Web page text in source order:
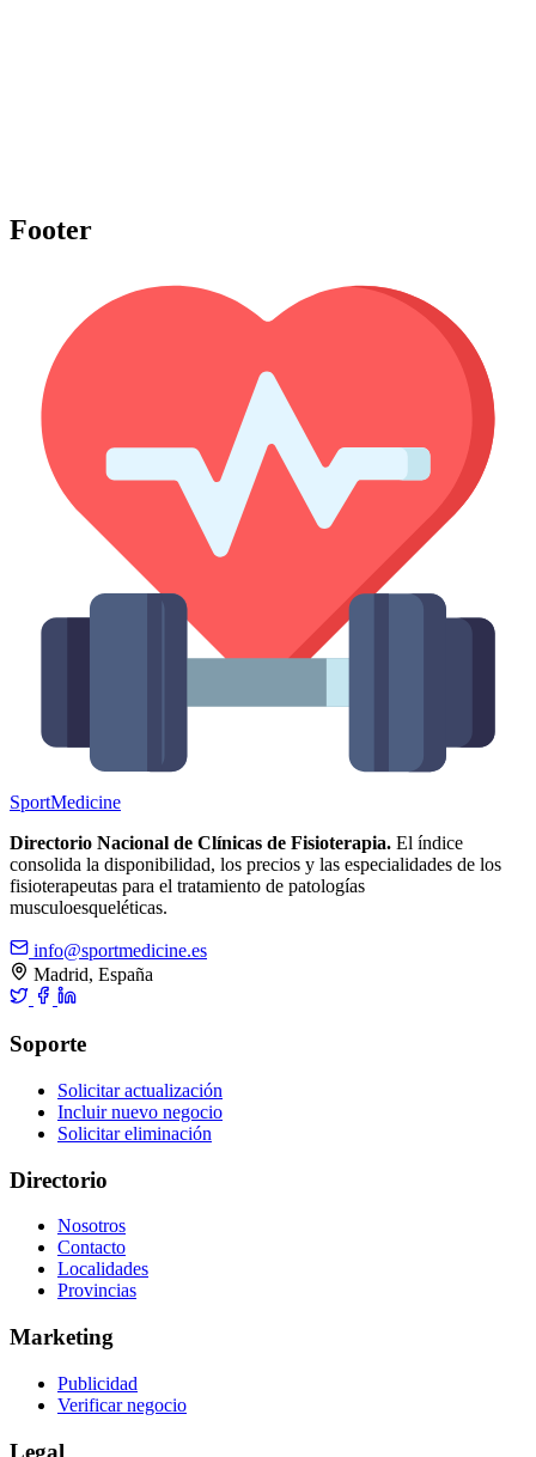
Footer
SportMedicine
Directorio Nacional de Clínicas de Fisioterapia. El índice
consolida la disponibilidad, los precios y las especialidades de los
fisioterapeutas para el tratamiento de patologías
musculoesqueléticas.
info@sportmedicine.es
Madrid, España
Soporte
Solicitar actualización
Incluir nuevo negocio
Solicitar eliminación
Directorio
Nosotros
Contacto
Localidades
Provincias
Marketing
Publicidad
Verificar negocio
Legal